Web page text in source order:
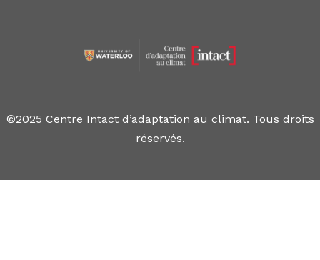
©2025 Centre Intact d’adaptation au climat. Tous droits
réservés.